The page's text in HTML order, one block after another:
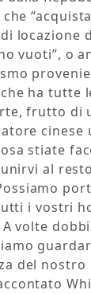
locazione
vuoti”, o
ha tutte
frutto di
cinese
stiate
al
i vostri
A volte
del nostro